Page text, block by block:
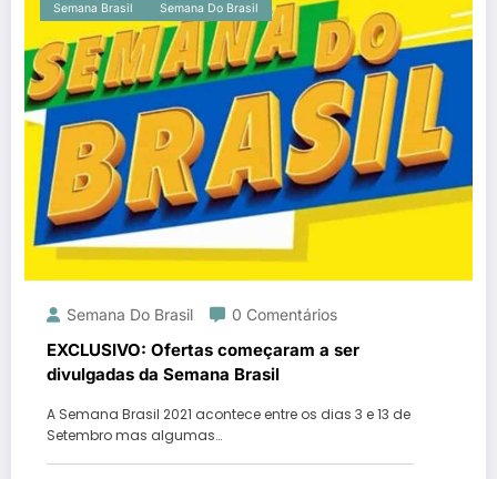
Semana Brasil Semana Do Brasil
Semana Do Brasil 0 Comentários
EXCLUSIVO: Ofertas começaram a ser
divulgadas da Semana Brasil
A Semana Brasil 2021 acontece entre os dias 3 e 13 de
Setembro mas algumas…